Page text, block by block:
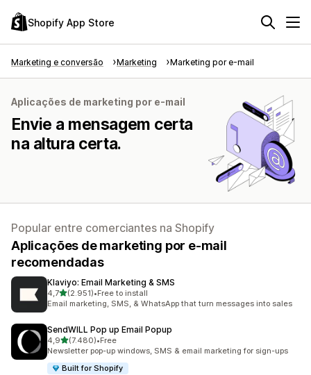
Shopify App Store
Marketing e conversão Marketing Marketing por e-mail
Aplicações de marketing por e-mail
Envie a mensagem certa
na altura certa.
Popular entre comerciantes na Shopify
Aplicações de marketing por e-mail
recomendadas
Klaviyo: Email Marketing & SMS
4,7de 5 estrelas
(2.951)
2951 total de avaliações
•Free to install
Email marketing, SMS, & WhatsApp that turn messages into sales
SendWILL Pop up Email Popup
4,9de 5 estrelas
(7.480)
7480 total de avaliações
•Free
Newsletter pop-up windows, SMS & email marketing for sign-ups
Built for Shopify